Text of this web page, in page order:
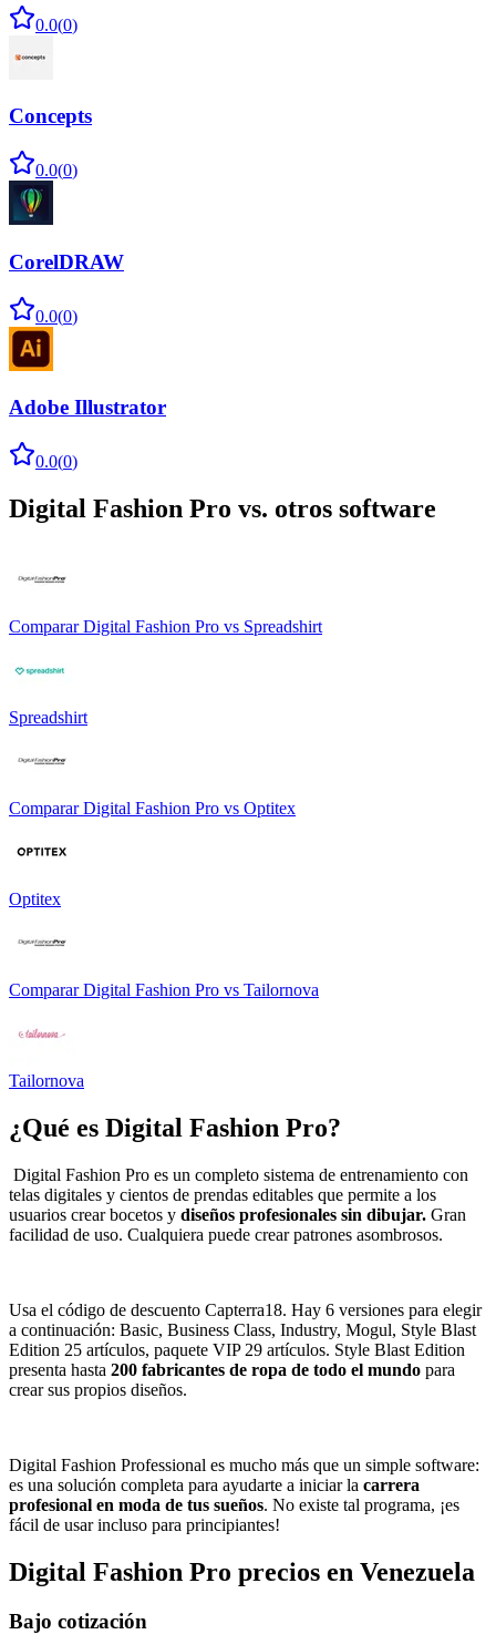
0.0(0)
Concepts
0.0(0)
CorelDRAW
0.0(0)
Adobe Illustrator
0.0(0)
Digital Fashion Pro vs. otros software
Comparar Digital Fashion Pro vs Spreadshirt
Spreadshirt
Comparar Digital Fashion Pro vs Optitex
Optitex
Comparar Digital Fashion Pro vs Tailornova
Tailornova
¿Qué es Digital Fashion Pro?
Digital Fashion Pro es un completo sistema de entrenamiento con
telas digitales y cientos de prendas editables que permite a los
usuarios crear bocetos y diseños profesionales sin dibujar. Gran
facilidad de uso. Cualquiera puede crear patrones asombrosos.
Usa el código de descuento Capterra18. Hay 6 versiones para elegir
a continuación: Basic, Business Class, Industry, Mogul, Style Blast
Edition 25 artículos, paquete VIP 29 artículos. Style Blast Edition
presenta hasta 200 fabricantes de ropa de todo el mundo para
crear sus propios diseños.
Digital Fashion Professional es mucho más que un simple software:
es una solución completa para ayudarte a iniciar la carrera
profesional en moda de tus sueños. No existe tal programa, ¡es
fácil de usar incluso para principiantes!
Digital Fashion Pro precios en Venezuela
Bajo cotización